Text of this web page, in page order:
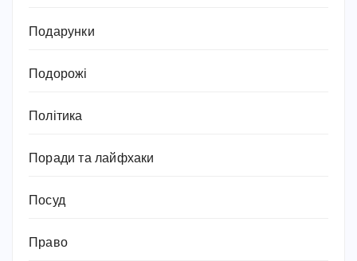
Подарунки
Подорожі
Політика
Поради та лайфхаки
Посуд
Право